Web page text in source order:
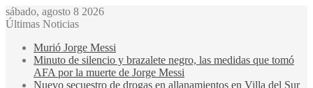
sábado, agosto 8 2026
Últimas Noticias
Murió Jorge Messi
Minuto de silencio y brazalete negro, las medidas que tomó
AFA por la muerte de Jorge Messi
Nuevo secuestro de drogas en allanamientos en Villa del Sur